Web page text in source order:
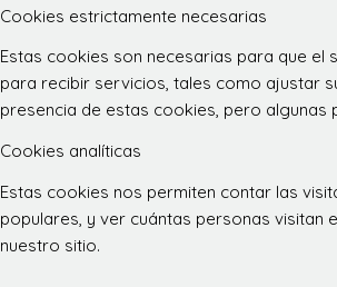
Cookies estrictamente necesarias
Estas cookies son necesarias para que
para recibir servicios, tales como ajustar
presencia de estas cookies, pero algunas
Cookies analíticas
Estas cookies nos permiten contar las
populares, y ver cuántas personas
nuestro sitio.